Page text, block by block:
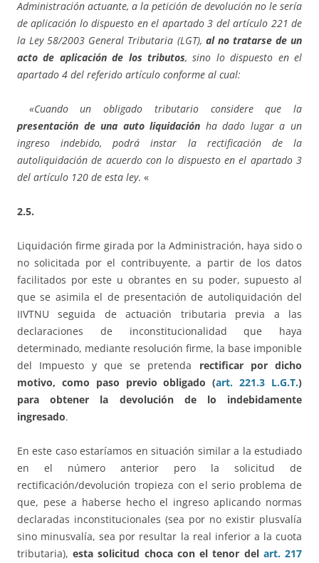
Administración actuante, a la petición de devolución no le sería
de aplicación lo dispuesto en el apartado 3 del artículo 221 de
la Ley 58/2003 General Tributaria (LGT), al no tratarse de un
acto de aplicación de los tributos, sino lo dispuesto en el
apartado 4 del referido artículo conforme al cual:
«Cuando un obligado tributario considere que la
presentación de una auto liquidación ha dado lugar a un
ingreso indebido, podrá instar la rectificación de la
autoliquidación de acuerdo con lo dispuesto en el apartado 3
del artículo 120 de esta ley. «
2.5.
Liquidación firme girada por la Administración, haya sido o
no solicitada por el contribuyente, a partir de los datos
facilitados por este u obrantes en su poder, supuesto al
que se asimila el de presentación de autoliquidación del
IIVTNU seguida de actuación tributaria previa a las
declaraciones de inconstitucionalidad que haya
determinado, mediante resolución firme, la base imponible
del Impuesto y que se pretenda rectificar por dicho
motivo, como paso previo obligado (art. 221.3 L.G.T.)
para obtener la devolución de lo indebidamente
ingresado.
En este caso estaríamos en situación similar a la estudiado
en el número anterior pero la solicitud de
rectificación/devolución tropieza con el serio problema de
que, pese a haberse hecho el ingreso aplicando normas
declaradas inconstitucionales (sea por no existir plusvalía
sino minusvalía, sea por resultar la real inferior a la cuota
tributaria),esta solicitud choca con el tenor del art. 217